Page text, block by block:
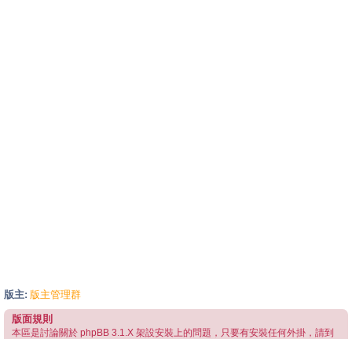
版主: 版主管理群
版面規則
本區是討論關於 phpBB 3.1.X 架設安裝上的問題，只要有安裝任何外掛，請到